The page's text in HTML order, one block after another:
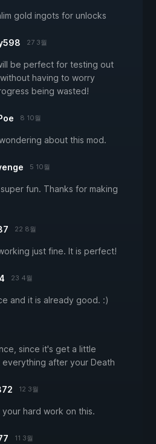
gold ingots for unlocks
27 3월
be perfect for testing out
having to worry
being wasted!
8 10월
about this mod.
5 10월
fun. Thanks for making
22 8월
just fine. It is perfect!
23 4월
and it is already good. :)
since it's get a little
after your Death
12 3월
hard work on this.
11 3월